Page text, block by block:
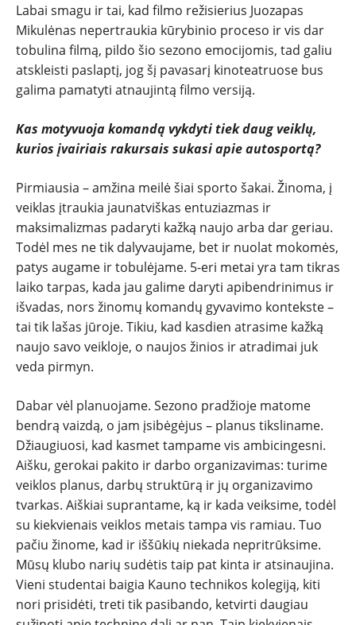
Labai smagu ir tai, kad filmo režisierius Juozapas
Mikulėnas nepertraukia kūrybinio proceso ir vis dar
tobulina filmą, pildo šio sezono emocijomis, tad galiu
atskleisti paslaptį, jog šį pavasarį kinoteatruose bus
galima pamatyti atnaujintą filmo versiją.
Kas motyvuoja komandą vykdyti tiek daug veiklų,
kurios įvairiais rakursais sukasi apie autosportą?
Pirmiausia – amžina meilė šiai sporto šakai. Žinoma, į
veiklas įtraukia jaunatviškas entuziazmas ir
maksimalizmas padaryti kažką naujo arba dar geriau.
Todėl mes ne tik dalyvaujame, bet ir nuolat mokomės,
patys augame ir tobulėjame. 5-eri metai yra tam tikras
laiko tarpas, kada jau galime daryti apibendrinimus ir
išvadas, nors žinomų komandų gyvavimo kontekste –
tai tik lašas jūroje. Tikiu, kad kasdien atrasime kažką
naujo savo veikloje, o naujos žinios ir atradimai juk
veda pirmyn.
Dabar vėl planuojame. Sezono pradžioje matome
bendrą vaizdą, o jam įsibėgėjus – planus tiksliname.
Džiaugiuosi, kad kasmet tampame vis ambicingesni.
Aišku, gerokai pakito ir darbo organizavimas: turime
veiklos planus, darbų struktūrą ir jų organizavimo
tvarkas. Aiškiai suprantame, ką ir kada veiksime, todėl
su kiekvienais veiklos metais tampa vis ramiau. Tuo
pačiu žinome, kad ir iššūkių niekada nepritrūksime.
Mūsų klubo narių sudėtis taip pat kinta ir atsinaujina.
Vieni studentai baigia Kauno technikos kolegiją, kiti
nori prisidėti, treti tik pasibando, ketvirti daugiau